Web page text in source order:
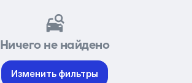
Ничего не найдено
Изменить фильтры